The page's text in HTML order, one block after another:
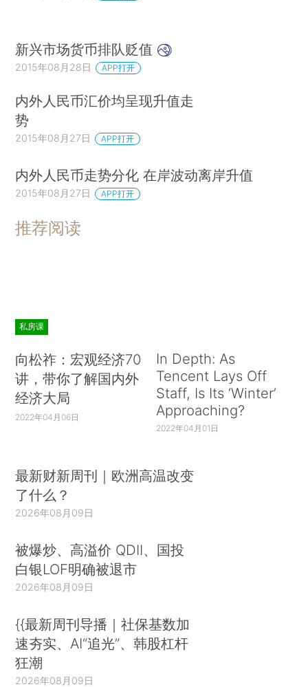
新兴市场货币排队贬值
2015年08月28日 APP打开
内外人民币汇价均呈现升值走
势
2015年08月27日 APP打开
内外人民币走势分化 在岸波动离岸升值
2015年08月27日 APP打开
推荐阅读
私房课
向松祚：宏观经济70
讲，带你了解国内外
经济大局
2022年04月06日
In Depth: As
Tencent Lays Off
Staff, Is Its ‘Winter’
Approaching?
2022年04月01日
最新财新周刊｜欧洲高温改变
了什么？
2026年08月09日
被爆炒、高溢价 QDII、国投
白银LOF明确被退市
2026年08月09日
{{最新周刊导播｜社保基数加
速夯实、AI“追光”、韩股杠杆
狂潮
2026年08月09日